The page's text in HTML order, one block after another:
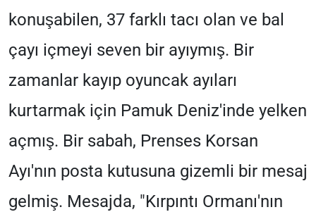
konuşabilen, 37 farklı tacı olan ve bal
çayı içmeyi seven bir ayıymış. Bir
zamanlar kayıp oyuncak ayıları
kurtarmak için Pamuk Deniz'inde yelken
açmış. Bir sabah, Prenses Korsan
Ayı'nın posta kutusuna gizemli bir mesaj
gelmiş. Mesajda, "Kırpıntı Ormanı'nın